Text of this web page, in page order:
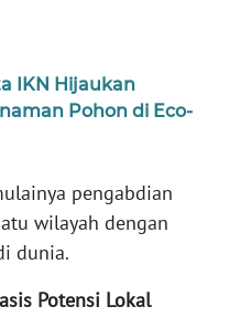
IKN Hijaukan
Pohon di Eco-
pengabdian
wilayah dengan
dunia.
Potensi Lokal